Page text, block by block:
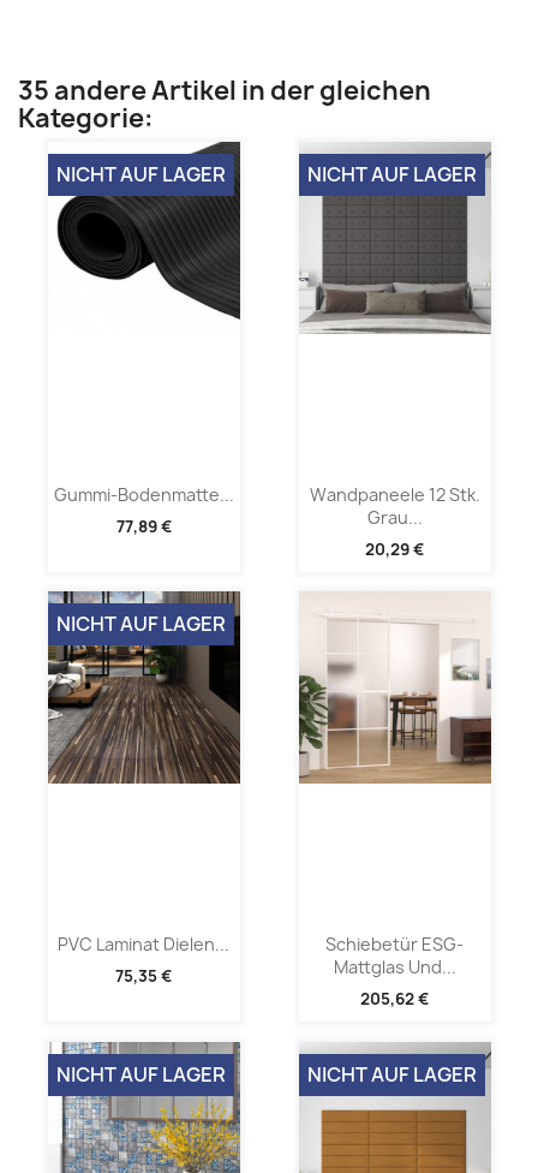
35 andere Artikel in der gleichen
Kategorie:
Gummi-Bodenmatte...
77,89 €
NICHT AUF LAGER
Wandpaneele 12 Stk.
Grau...
20,29 €
NICHT AUF LAGER
PVC Laminat Dielen...
75,35 €
NICHT AUF LAGER
Schiebetür ESG-
Mattglas Und...
205,62 €
NICHT AUF LAGER NICHT AUF LAGER